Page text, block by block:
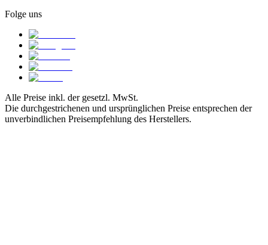
Folge uns
Alle Preise inkl. der gesetzl. MwSt.
Die durchgestrichenen und ursprünglichen Preise entsprechen der
unverbindlichen Preisempfehlung des Herstellers.